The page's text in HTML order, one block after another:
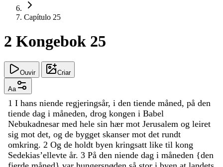
Capítulo 25
2 Kongebok 25
Ouvir Criar
Aa
1 I hans niende regjeringsår, i den tiende måned, på den
tiende dag i måneden, drog kongen i Babel
Nebukadnesar med hele sin hær mot Jerusalem og leiret
sig mot det, og de bygget skanser mot det rundt
omkring. 2 Og de holdt byen kringsatt like til kong
Sedekias’ellevte år. 3 På den niende dag i måneden {den